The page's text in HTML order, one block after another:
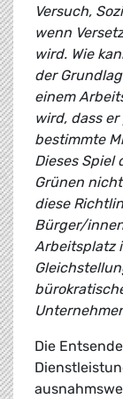
Versuch,
wenn
wird. Wie
der
einem
wird, dass
bestimmte
Dieses Spiel
Grünen
diese
Bürger/
Arbeitsplatz
Die